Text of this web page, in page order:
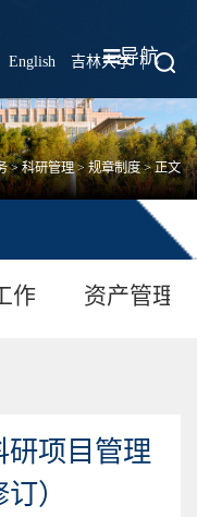
English 吉林大学 |
导航
>科研管理>规章制度> 正文
作 资产管理
研项目管理
）